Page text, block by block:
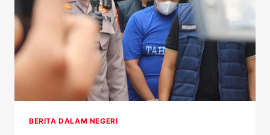
BERITA DALAM NEGERI